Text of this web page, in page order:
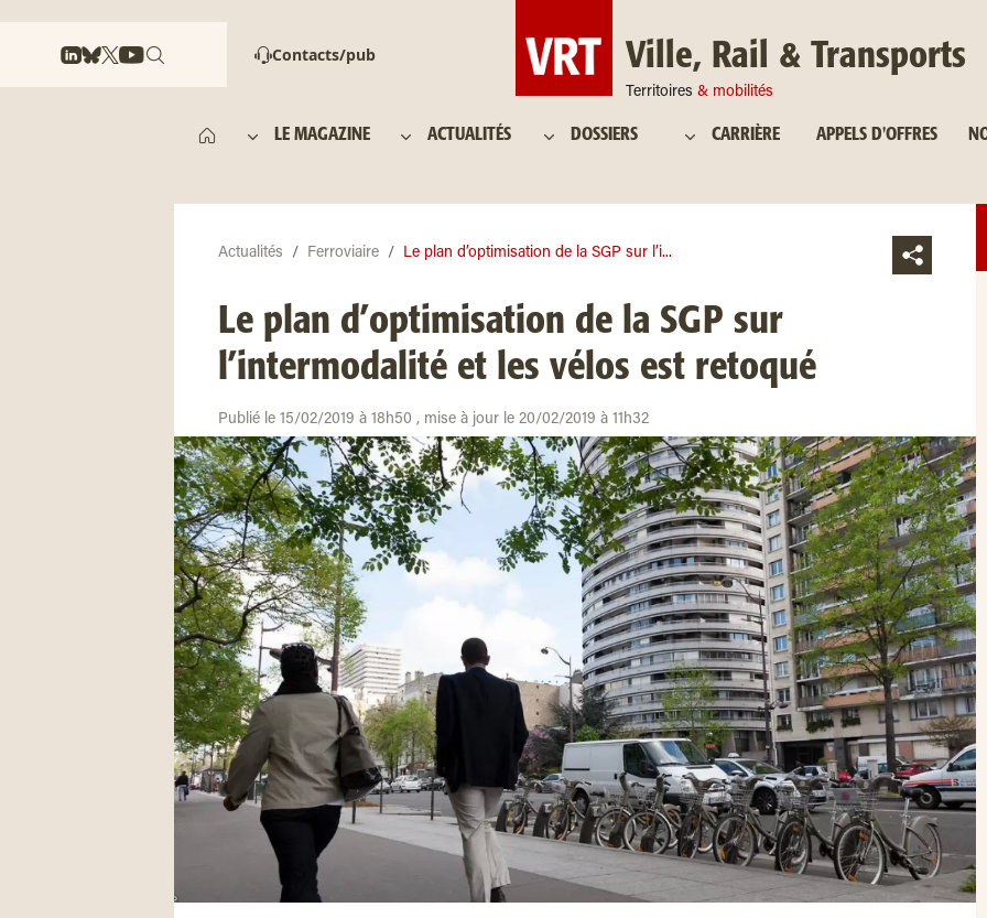
Contacts/pub Ville, Rail & Transports
Territoires & mobilités
LE MAGAZINE ACTUALITÉS DOSSIERS CARRIÈRE APPELS D'OFFRES
Actualités Ferroviaire Le plan d’optimisation de la SGP sur l’i...
Le plan d’optimisation de la SGP sur
l’intermodalité et les vélos est retoqué
Publié le 15/02/2019 à 18h50 , mise à jour le 20/02/2019 à 11h32